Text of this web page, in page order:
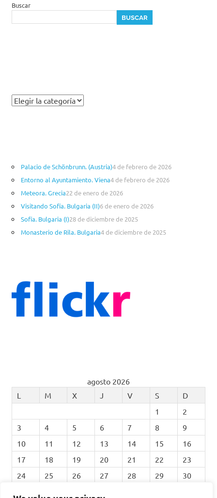
b
o
e
r
a
g
u
b
o
k
t
e
Buscar
BUSCAR
C
r
í
a
s
Palacio de Schönbrunn. (Austria)4 de febrero de 2026
Entorno al Ayuntamiento. Viena4 de febrero de 2026
Meteora. Grecia22 de enero de 2026
Visitando Sofía. Bulgaria (II)6 de enero de 2026
Sofía. Bulgaria (I)28 de diciembre de 2025
Monasterio de Rila. Bulgaria4 de diciembre de 2025
agosto 2026
L
M X J V S
D
1
2
3
4 5 6 7 8
9
10
11 12 13 14 15
16
17
18 19 20 21 22
23
24
25 26 27 28 29
30